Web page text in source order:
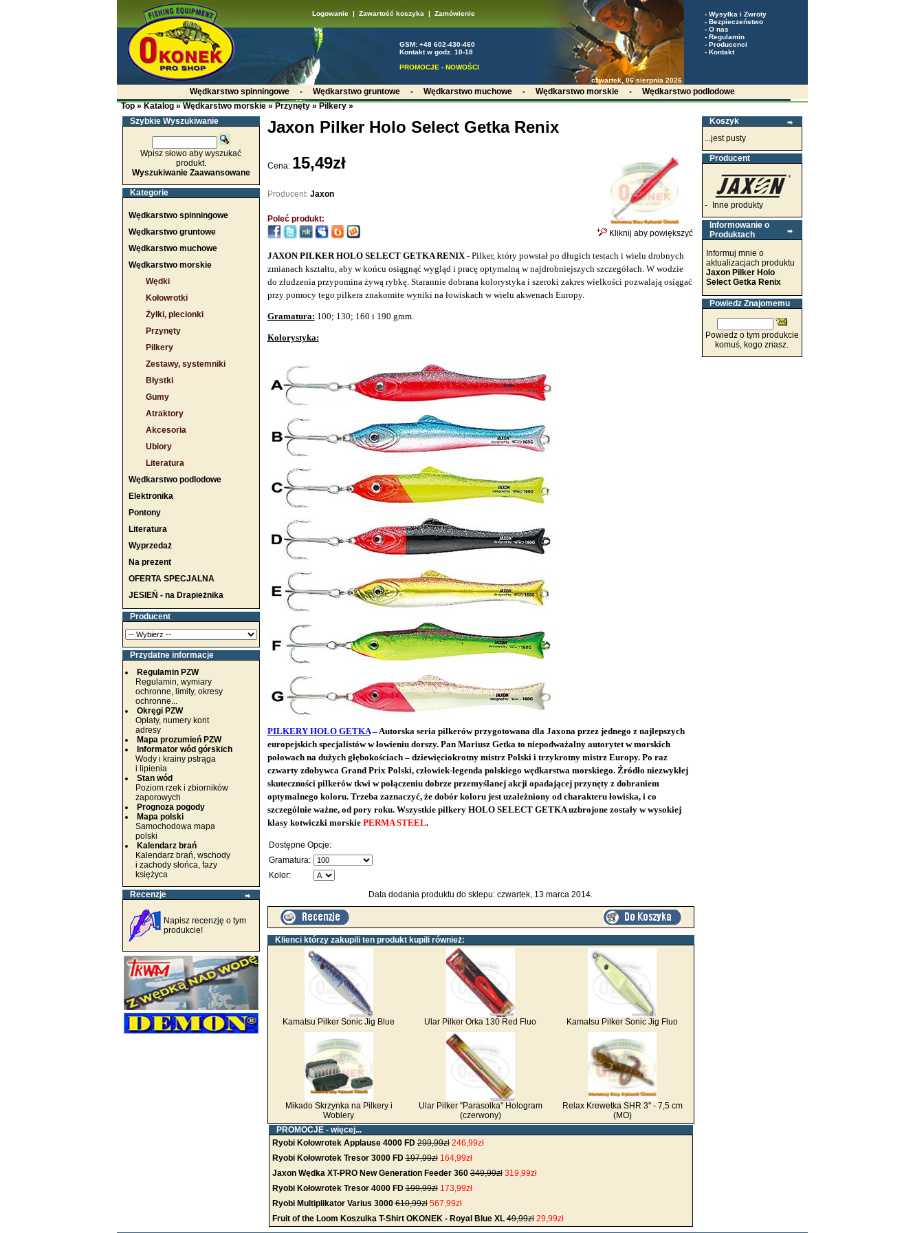
Logowanie | Zawartość koszyka | Zamówienie
czwartek, 06 sierpnia 2026
- Wysyłka i Zwroty
- Bezpieczeństwo
- O nas
- Regulamin
- Producenci
- Kontakt
GSM: +48 602-430-460
Kontakt w godz. 10-18
PROMOCJE - NOWOŚCI
Wędkarstwo spinningowe- Wędkarstwo gruntowe- Wędkarstwo muchowe- Wędkarstwo morskie- Wędkarstwo podlodowe
Top» Katalog» Wędkarstwo morskie» Przynęty» Pilkery»
Szybkie Wyszukiwanie
Wpisz słowo aby wyszukać
produkt.
Wyszukiwanie Zaawansowane
Kategorie
Wędkarstwo spinningowe
Wędkarstwo gruntowe
Wędkarstwo muchowe
Wędkarstwo morskie
Wędki
Kołowrotki
Żyłki, plecionki
Przynęty
Pilkery
Zestawy, systemniki
Błystki
Gumy
Atraktory
Akcesoria
Ubiory
Literatura
Wędkarstwo podlodowe
Elektronika
Pontony
Literatura
Wyprzedaż
Na prezent
OFERTA SPECJALNA
JESIEŃ - na Drapieżnika
Producent
Przydatne informacje
Regulamin PZW
Regulamin, wymiary
ochronne, limity, okresy
ochronne...
Okręgi PZW
Opłaty, numery kont
adresy
Mapa prozumień PZW
Informator wód górskich
Wody i krainy pstrąga
i lipienia
Stan wód
Poziom rzek i zbiorników
zaporowych
Prognoza pogody
Mapa polski
Samochodowa mapa
polski
Kalendarz brań
Kalendarz brań, wschody
i zachody słońca, fazy
księżyca
Recenzje
Napisz recenzję o tym
produkcie!
Jaxon Pilker Holo Select Getka Renix
Cena: 15,49zł
Producent: Jaxon
Poleć produkt:
Kliknij aby powiększyć
JAXON PILKER HOLO SELECT GETKA RENIX - Pilker, który powstał po długich testach i wielu drobnych
zmianach kształtu, aby w końcu osiągnąć wygląd i pracę optymalną w najdrobniejszych szczegółach. W wodzie
do złudzenia przypomina żywą rybkę. Starannie dobrana kolorystyka i szeroki zakres wielkości pozwalają osiągać
przy pomocy tego pilkera znakomite wyniki na łowiskach w wielu akwenach Europy.
Gramatura: 100; 130; 160 i 190 gram.
Kolorystyka:
PILKERY HOLO GETKA–Autorska seria pilkerów przygotowana dla Jaxona przez jednego z najlepszych
europejskich specjalistów w łowieniu dorszy. Pan Mariusz Getka to niepodważalny autorytet w morskich
połowach na dużych głębokościach – dziewięciokrotny mistrz Polski i trzykrotny mistrz Europy. Po raz
czwarty zdobywca Grand Prix Polski, człowiek-legenda polskiego wędkarstwa morskiego. Źródło niezwykłej
skuteczności pilkerów tkwi w połączeniu dobrze przemyślanej akcji opadającej przynęty z dobraniem
optymalnego koloru. Trzeba zaznaczyć, że dobór koloru jest uzależniony od charakteru łowiska, i co
szczególnie ważne, od pory roku. Wszystkie pilkery HOLO SELECT GETKA uzbrojone zostały w wysokiej
klasy kotwiczki morskie PERMA STEEL.
Dostępne Opcje:
Gramatura:
Kolor:
Data dodania produktu do sklepu: czwartek, 13 marca 2014.
Klienci którzy zakupili ten produkt kupili również:
Kamatsu Pilker Sonic Jig Blue Ular Pilker Orka 130 Red Fluo Kamatsu Pilker Sonic Jig Fluo
Mikado Skrzynka na Pilkery i
Woblery
Ular Pilker "Parasolka" Hologram
(czerwony)
Relax Krewetka SHR 3'' - 7,5 cm
(MO)
PROMOCJE - więcej...
Ryobi Kołowrotek Applause 4000 FD 299,99zł 246,99zł
Ryobi Kołowrotek Tresor 3000 FD 197,99zł 164,99zł
Jaxon Wędka XT-PRO New Generation Feeder 360 349,99zł 319,99zł
Ryobi Kołowrotek Tresor 4000 FD 199,99zł 173,99zł
Ryobi Multiplikator Varius 3000 610,99zł 567,99zł
Fruit of the Loom Koszulka T-Shirt OKONEK - Royal Blue XL 49,99zł 29,99zł
Koszyk
...jest pusty
Producent
- Inne produkty
Informowanie o
Produktach
Informuj mnie o
aktualizacjach produktu
Jaxon Pilker Holo
Select Getka Renix
Powiedz Znajomemu
Powiedz o tym produkcie
komuś, kogo znasz.